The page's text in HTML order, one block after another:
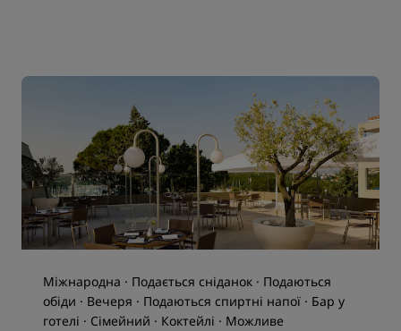
Міжнародна · Подається сніданок · Подаються
обіди · Вечеря · Подаються спиртні напої · Бар у
готелі · Сімейний · Коктейлі · Можливе